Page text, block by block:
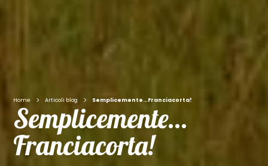
Home > Articoli blog > Semplicemente…Franciacorta!
Semplicemente…
Franciacorta!